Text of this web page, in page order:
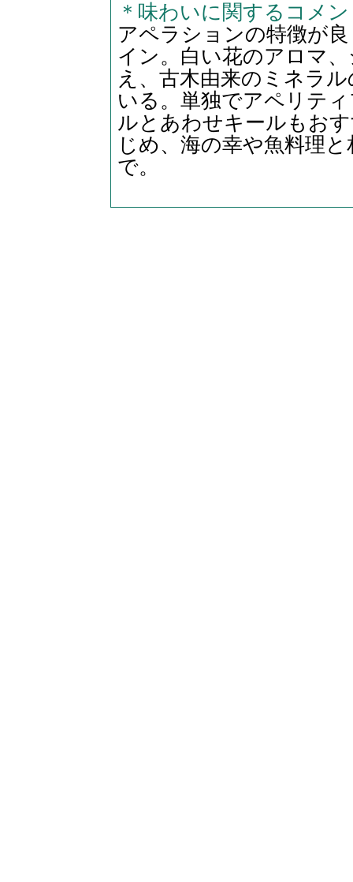
＊味わいに関するコメ
アペラションの特徴が
イン。白い花のアロマ
え、古木由来のミネラ
いる。単独でアペリテ
ルとあわせキールもお
じめ、海の幸や魚料理
で。